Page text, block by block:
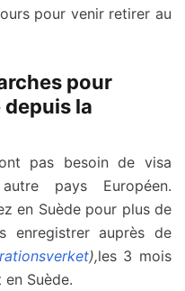
pour venir retirer au
pour
depuis la
pas besoin de visa
pays Européen.
en Suède pour plus de
enregistrer auprès de
),les 3 mois
Suède.